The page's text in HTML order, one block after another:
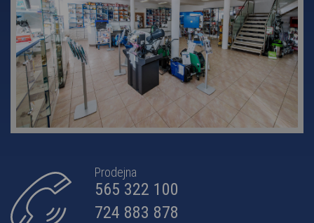
Prodejna
565 322 100
724 883 878